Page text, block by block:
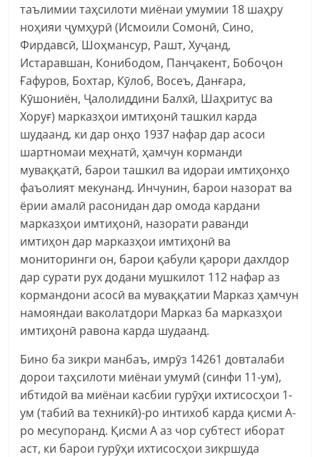
таълимии таҳсилоти миёнаи умумии 18 шаҳру
ноҳияи ҷумҳурӣ (Исмоили Сомонӣ, Сино,
Фирдавсӣ, Шоҳмансур, Рашт, Хуҷанд,
Истаравшан, Конибодом, Панҷакент, Бобоҷон
Ғафуров, Бохтар, Кӯлоб, Восеъ, Данғара,
Кӯшониён, Ҷалолиддини Балхӣ, Шаҳритус ва
Хоруғ) марказҳои имтиҳонӣ ташкил карда
шудаанд, ки дар онҳо 1937 нафар дар асоси
шартномаи меҳнатӣ, ҳамчун корманди
муваққатӣ, барои ташкил ва идораи имтиҳонҳо
фаъолият мекунанд. Инчунин, барои назорат ва
ёрии амалӣ расонидан дар омода кардани
марказҳои имтиҳонӣ, назорати раванди
имтиҳон дар марказҳои имтиҳонӣ ва
мониторинги он, барои қабули қарори дахлдор
дар сурати рух додани мушкилот 112 нафар аз
кормандони асосӣ ва муваққатии Марказ ҳамчун
намояндаи ваколатдори Марказ ба марказҳои
имтиҳонӣ равона карда шудаанд.
Бино ба зикри манбаъ, имрӯз 14261 довталаби
дорои таҳсилоти миёнаи умумӣ (синфи 11-ум),
ибтидоӣ ва миёнаи касбии гурӯҳи ихтисосҳои 1-
ум (табиӣ ва техникӣ)-ро интихоб карда қисми А-
ро месупоранд. Қисми А аз чор субтест иборат
аст, ки барои гурӯҳи ихтисосҳои зикршуда